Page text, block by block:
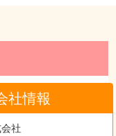
社情報
社